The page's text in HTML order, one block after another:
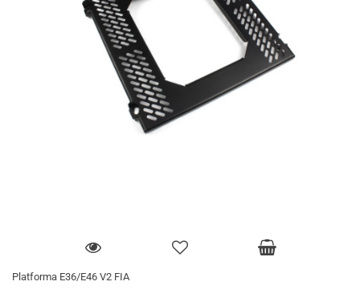
Platforma E36/E46 V2 FIA